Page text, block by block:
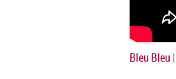
Bleu Bleu |